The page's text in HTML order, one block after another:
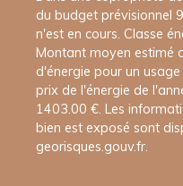
du budget prévisionnel
n'est en cours. Classe
Montant moyen estimé
d'énergie pour un
prix de l'énergie de
1403.00 €. Les
bien est exposé sont
georisques.gouv.fr.